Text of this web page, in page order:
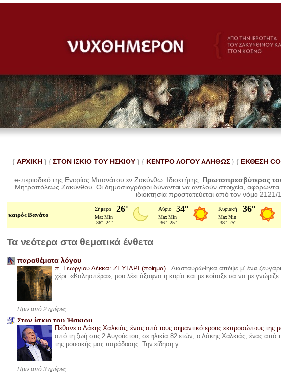
{ ΑΡΧΙΚΗ } { ΣΤΟΝ ΙΣΚΙΟ ΤΟΥ ΗΣΚΙΟΥ } { ΚΕΝΤΡΟ ΛΟΓΟΥ ΑΛΗΘΩΣ } { ΕΚΘΕΣΗ
e-περιοδικό της Ενορίας Μπανάτου εν Ζακύνθω. Ιδιοκτήτης: Πρωτοπρεσβύτερος
Μητροπόλεως Ζακύνθου.Οι δημοσιογράφοι δύνανται να αντλούν στοιχεία,
ιδιοκτησία προστατεύεται από τον νόμο
καιρός Βανάτο
Τα νεότερα στα θεματικά ένθετα
παραθέματα λόγου
π. Γεωργίου Λέκκα: ΖΕΥΓΑΡΙ (ποίημα) - Διασταυρώθηκα απόψε μ’ ένα
χέρι. «Καλησπέρα», μου λέει άξαφνα η κυρία και με κοίταξε σα να με
Πριν από 2 ημέρες
Στον ίσκιο του Ήσκιου
Πέθανε ο Λάκης Χαλκιάς, ένας από τους σημαντικότερους εκπροσώπους της
από τη ζωή στις 2 Αυγούστου, σε ηλικία 82 ετών, ο Λάκης Χαλκιάς, ένας από
της μουσικής μας παράδοσης. Την είδηση γ...
Πριν από 3 ημέρες